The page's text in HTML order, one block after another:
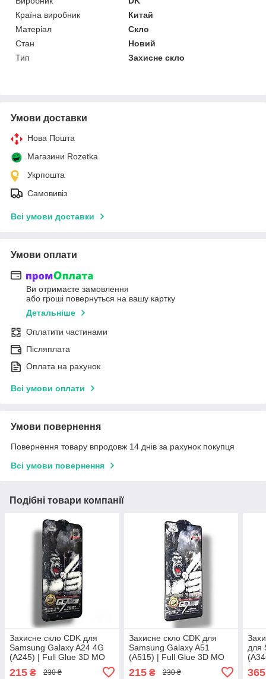
Країна виробник
Китай
Матеріал
Скло
Стан
Новий
Тип
Захисне скло
Умови доставки
Нова Пошта
Магазини Rozetka
Укрпошта
Самовивіз
Всі умови доставки
Умови оплати
Ви отримаєте замовлення
або гроші повернуться на вашу картку
Детальніше
Оплатити частинами
Післяплата
Оплата на рахунок
Всі умови оплати
Умови повернення
Повернення товару впродовж 14 днів за рахунок покупця
Всі умови повернення
Подібні товари компанії
Захисне скло CDK для
Samsung Galaxy A24 4G
(A245) | Full Glue 3D MO
King Kong (016157) (black)
215 ₴ 230 ₴
Захисне скло CDK для
Samsung Galaxy A51
(A515) | Full Glue 3D MO
King Kong (016167) (black)
215₴ 230 ₴
для
365